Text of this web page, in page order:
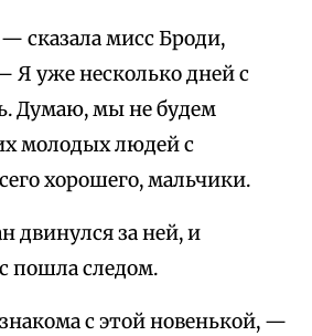
сказала мисс Броди,
Я уже несколько дней с
Думаю, мы не будем
молодых людей с
хорошего, мальчики.
двинулся за ней, и
пошла следом.
с этой новенькой, —